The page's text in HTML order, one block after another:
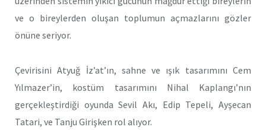
ve o bireylerden oluşan toplumun açmazlarını gözler
önüne seriyor.
Çevirisini Atyuğ İz’at’ın, sahne ve ışık tasarımını Cem
Yılmazer’in, kostüm tasarımını Nihal Kaplangı’nın
gerçekleştirdiği oyunda Sevil Akı, Edip Tepeli, Ayşecan
Tatari, ve Tanju Girişken rol alıyor.